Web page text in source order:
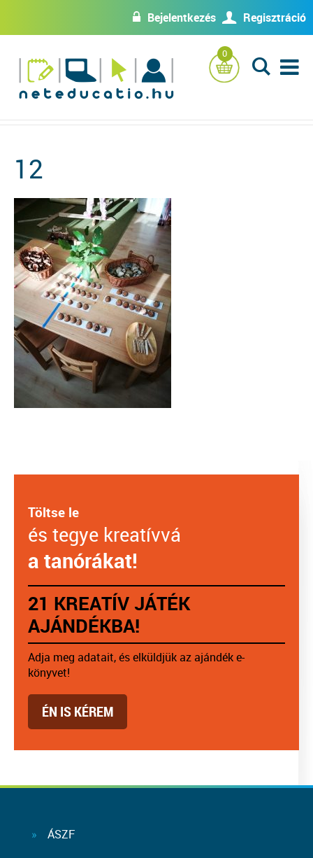
w Bejelentkezés U Regisztráció
0
L
12
Töltse le
és tegye kreatívvá
a tanórákat!
21 KREATÍV JÁTÉK
AJÁNDÉKBA!
Adja meg adatait, és elküldjük az ajándék e-
könyvet!
ÉN IS KÉREM
ÁSZF